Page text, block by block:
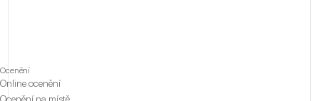
Ocenění
Online ocenění
Ocenění na místě